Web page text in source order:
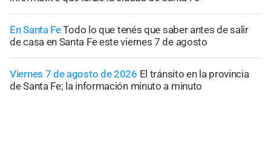
En Santa FeTodo lo que tenés que saber antes de salir
de casa en Santa Fe este viernes 7 de agosto
Viernes 7 de agosto de 2026 El tránsito en la provincia
de Santa Fe; la información minuto a minuto